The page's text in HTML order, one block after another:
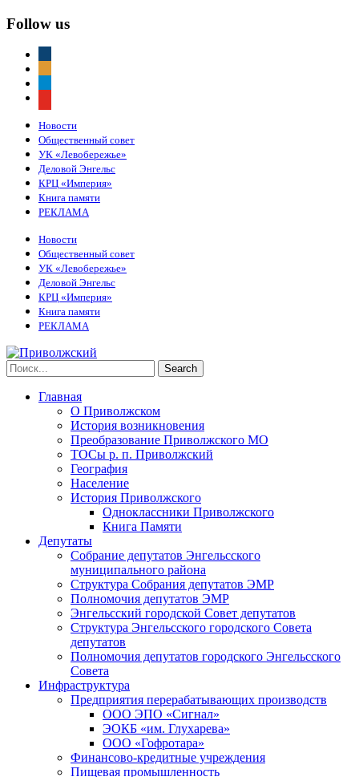
Follow us
Новости
Общественный совет
УК «Левобережье»
Деловой Энгельс
КРЦ «Империя»
Книга памяти
РЕКЛАМА
Новости
Общественный совет
УК «Левобережье»
Деловой Энгельс
КРЦ «Империя»
Книга памяти
РЕКЛАМА
Главная
О Приволжском
История возникновения
Преобразование Приволжского МО
ТОСы р. п. Приволжский
География
Население
История Приволжского
Одноклассники Приволжского
Книга Памяти
Депутаты
Собрание депутатов Энгельсского
муниципального района
Структура Собрания депутатов ЭМР
Полномочия депутатов ЭМР
Энгельсский городской Совет депутатов
Структура Энгельсского городского Совета
депутатов
Полномочия депутатов городского Энгельсского
Совета
Инфраструктура
Предприятия перерабатывающих производств
ООО ЭПО «Сигнал»
ЭОКБ «им. Глухарева»
ООО «Гофротара»
Финансово-кредитные учреждения
Пищевая промышленность